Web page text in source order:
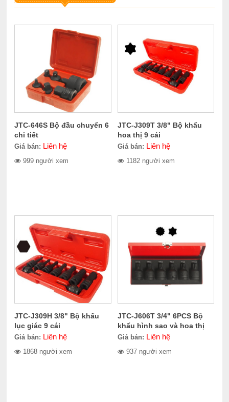
JTC-646S Bộ đầu chuyển 6
chi tiết
Giá bán: Liên hệ
999 người xem
JTC-J309T 3/8" Bộ khẩu
hoa thị 9 cái
Giá bán: Liên hệ
1182 người xem
JTC-J309H 3/8" Bộ khẩu
lục giác 9 cái
Giá bán: Liên hệ
1868 người xem
JTC-J606T 3/4" 6PCS Bộ
khẩu hình sao và hoa thị
Giá bán: Liên hệ
937 người xem